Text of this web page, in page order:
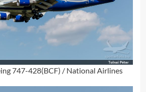
747-428(BCF) / National Airlines